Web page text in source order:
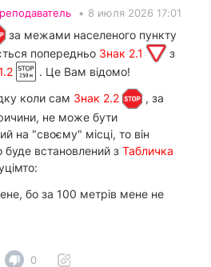
• 8 июля 2026 17:01
за межами населеного пункту
попередньо Знак 2.1
з
. Це Вам відомо!
коли сам Знак 2.2
, за
не може бути
на "своєму" місці, то він
буде встановлений з Табличка
бо за 100 метрів мене не
0